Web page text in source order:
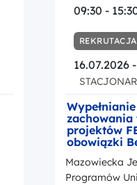
09:30 -
16.07.2026
zachowania
projektów
obowiązki
okresie
z
promocji
Mazowiecka
Programów